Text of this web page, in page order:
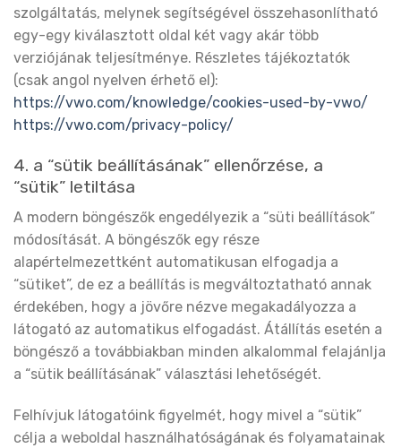
szolgáltatás, melynek segítségével összehasonlítható
egy-egy kiválasztott oldal két vagy akár több
verziójának teljesítménye. Részletes tájékoztatók
(csak angol nyelven érhető el):
https://vwo.com/knowledge/cookies-used-by-vwo/
https://vwo.com/privacy-policy/
4. a “sütik beállításának” ellenőrzése, a
“sütik” letiltása
A modern böngészők engedélyezik a “süti beállítások”
módosítását. A böngészők egy része
alapértelmezettként automatikusan elfogadja a
“sütiket”, de ez a beállítás is megváltoztatható annak
érdekében, hogy a jövőre nézve megakadályozza a
látogató az automatikus elfogadást. Átállítás esetén a
böngésző a továbbiakban minden alkalommal felajánlja
a “sütik beállításának” választási lehetőségét.
Felhívjuk látogatóink figyelmét, hogy mivel a “sütik”
célja a weboldal használhatóságának és folyamatainak